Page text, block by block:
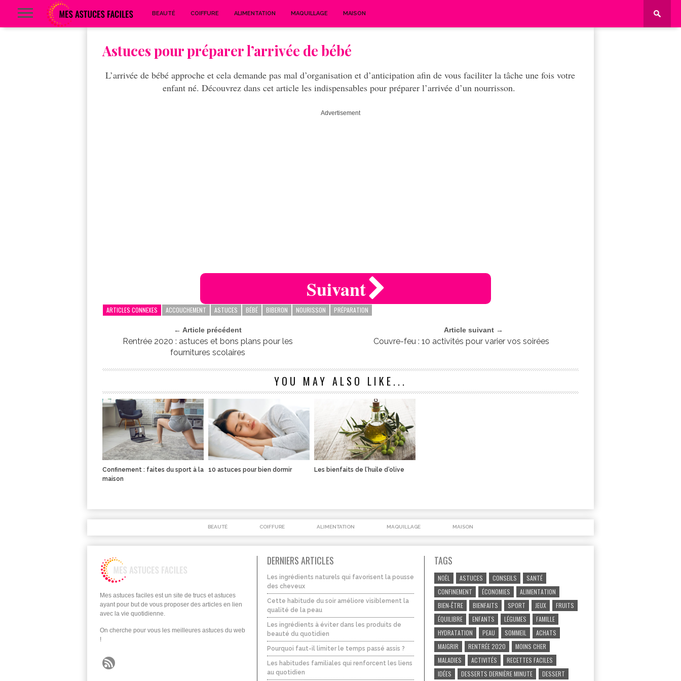
BEAUTÉ COIFFURE ALIMENTATION MAQUILLAGE MAISON
Astuces pour préparer l’arrivée de bébé
L’arrivée de bébé approche et cela demande pas mal d’organisation et d’anticipation afin de vous faciliter la tâche une fois votre
enfant né. Découvrez dans cet article les indispensables pour préparer l’arrivée d’un nourrisson.
Advertisement
Suivant
ARTICLES CONNEXES ACCOUCHEMENT ASTUCES BÉBÉ BIBERON NOURISSON PRÉPARATION
← Article précédent
Rentrée 2020 : astuces et bons plans pour les
fournitures scolaires
Article suivant →
Couvre-feu : 10 activités pour varier vos soirées
YOU MAY ALSO LIKE...
Confinement : faites du sport à la
maison
10 astuces pour bien dormir Les bienfaits de l’huile d’olive
BEAUTÉ COIFFURE ALIMENTATION MAQUILLAGE MAISON
Mes astuces faciles est un site de trucs et astuces
ayant pour but de vous proposer des articles en lien
avec la vie quotidienne.
On cherche pour vous les meilleures astuces du web
!
DERNIERS ARTICLES
Les ingrédients naturels qui favorisent la pousse
des cheveux
Cette habitude du soir améliore visiblement la
qualité de la peau
Les ingrédients à éviter dans les produits de
beauté du quotidien
Pourquoi faut-il limiter le temps passé assis ?
Les habitudes familiales qui renforcent les liens
au quotidien
TAGS
NOËL ASTUCES CONSEILS
SANTÉ
CONFINEMENT
ÉCONOMIES
ALIMENTATION
BIEN-ÊTRE
BIENFAITS SPORT JEUX
FRUITS
ÉQUILIBRE
ENFANTS LÉGUMES
FAMILLE
HYDRATATION
PEAU SOMMEIL
ACHATS
MAIGRIR
RENTRÉE 2020
MOINS CHER
MALADIES
ACTIVITÉS
RECETTES FACILES
IDÉES
DESSERTS DERNIÈRE MINUTE DESSERT